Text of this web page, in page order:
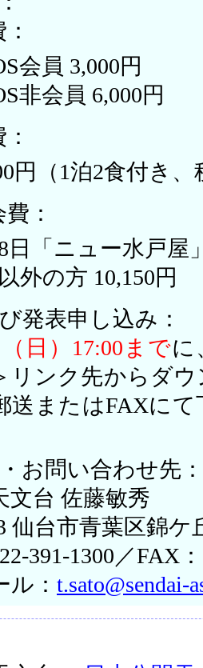
会員 3,000円
非会員 6,000円
円（1泊2食付き、
：
日「ニュー水戸屋
外の方 10,150円
発表申し込み：
日）17:00までに
リンク先からダ
送またはFAXに
お問い合わせ先：
文台 佐藤敏秀
仙台市青葉区錦ケ
391-1300／FAX
ル： t.sato@sendai-